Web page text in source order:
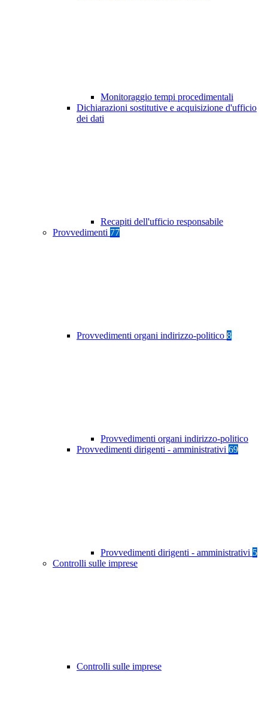
Monitoraggio tempi procedimentali
Dichiarazioni sostitutive e acquisizione d'ufficio
dei dati
Recapiti dell'ufficio responsabile
Provvedimenti 77
Provvedimenti organi indirizzo-politico 8
Provvedimenti organi indirizzo-politico
Provvedimenti dirigenti - amministrativi 69
Provvedimenti dirigenti - amministrativi 5
Controlli sulle imprese
Controlli sulle imprese